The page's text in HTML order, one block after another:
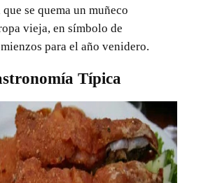
se quema un muñeco
vieja, en símbolo de
para el año venidero.
Típica